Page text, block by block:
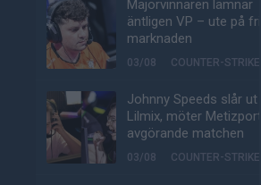
Majorvinnaren lämnar
äntligen VP – ute på fria
marknaden
03/08 COUNTER-STRIKE
Johnny Speeds slår ut
Lilmix, möter Metizport i
avgörande matchen
03/08 COUNTER-STRIKE